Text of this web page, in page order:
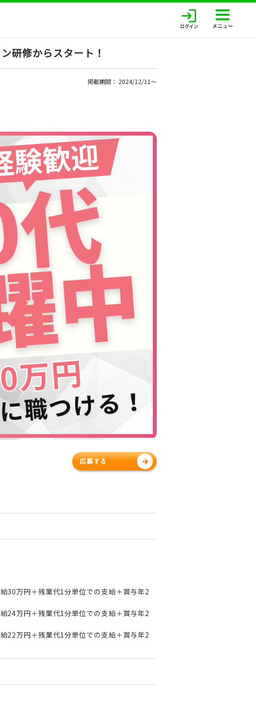
研修からスタート！
掲載期間： 2024/12/11〜
応募する
30万円＋残業代1分単位での支給＋賞与年2
24万円＋残業代1分単位での支給＋賞与年2
22万円＋残業代1分単位での支給＋賞与年2